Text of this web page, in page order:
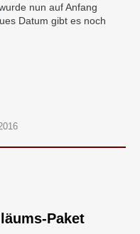
nun auf Anfang
Datum gibt es noch
Paket